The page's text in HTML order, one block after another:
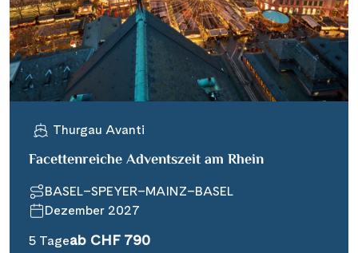
Thurgau Avanti
Facettenreiche Adventszeit am Rhein
BASEL–SPEYER–MAINZ–BASEL
Dezember 2027
5 Tageab CHF 790